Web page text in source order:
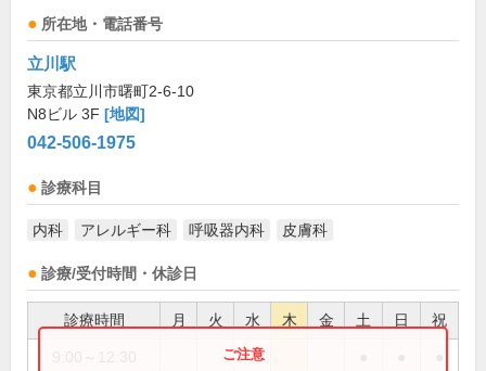
所在地・電話番号
立川駅
東京都立川市曙町2-6-10
N8ビル 3F [地図]
042-506-1975
診療科目
内科 アレルギー科 呼吸器内科 皮膚科
診療/受付時間・休診日
診療時間 月 火 水 木 金 土 日 祝